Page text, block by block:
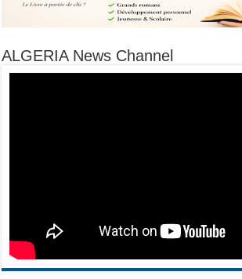
ALGERIA News Channel